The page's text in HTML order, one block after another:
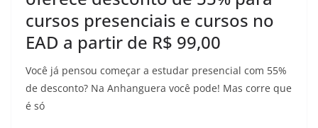
cursos presenciais e cursos no
EAD a partir de R$ 99,00
Você já pensou começar a estudar presencial com 55%
de desconto? Na Anhanguera você pode! Mas corre que
é só